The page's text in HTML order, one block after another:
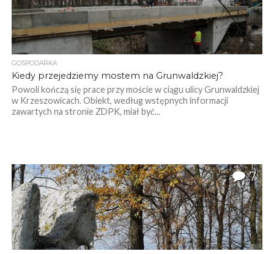
GOSPODARKA
Kiedy przejedziemy mostem na Grunwaldzkiej?
Powoli kończą się prace przy moście w ciągu ulicy Grunwaldzkiej
w Krzeszowicach. Obiekt, według wstępnych informacji
zawartych na stronie ZDPK, miał być...
7